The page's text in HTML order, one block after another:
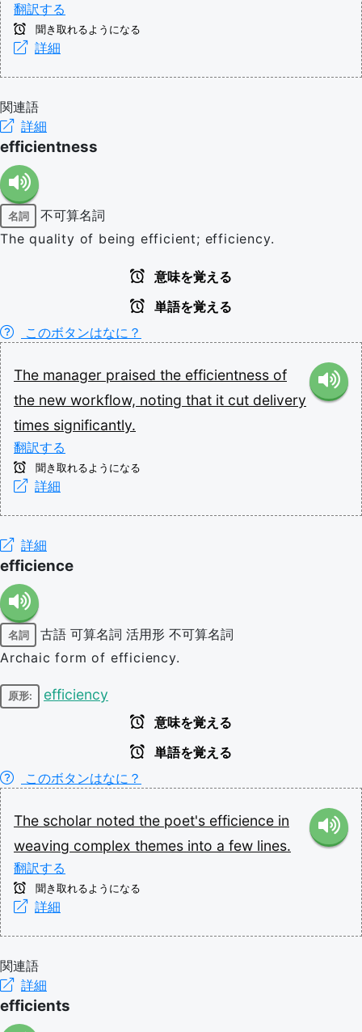
翻訳する
聞き取れるようになる
詳細
関連語
詳細
efficientness
名詞
不可算名詞
The quality of being efficient; efficiency.
意味を覚える
単語を覚える
このボタンはなに？
The manager praised the efficientness of
the new workflow, noting that it cut delivery
times significantly.
翻訳する
聞き取れるようになる
詳細
詳細
efficience
名詞 古語 可算名詞 活用形 不可算名詞
Archaic form of efficiency.
原形: efficiency
意味を覚える
単語を覚える
このボタンはなに？
The scholar noted the poet's efficience in
weaving complex themes into a few lines.
翻訳する
聞き取れるようになる
詳細
関連語
詳細
efficients